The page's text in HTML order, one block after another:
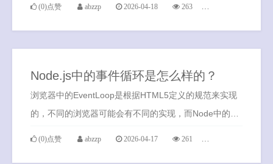
(0)点赞 abzzp 2026-04-18 263
Node.js中的事件循环是怎么样的？
浏览器中的EventLoop是根据HTML5定义的规范来实现
的，不同的浏览器可能会有不同的实现，而Node中的事
(0)点赞 abzzp 2026-04-17 261